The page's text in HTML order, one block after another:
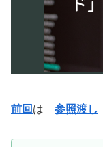
前回 は 参照渡し